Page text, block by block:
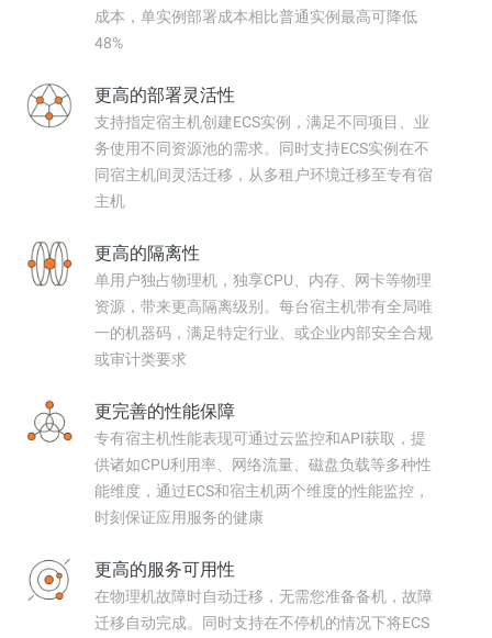
成本，单实例部署成本相比普通实例最高可降低
48%
更高的部署灵活性
支持指定宿主机创建ECS实例，满足不同项目、业
务使用不同资源池的需求。同时支持ECS实例在不
同宿主机间灵活迁移，从多租户环境迁移至专有宿
主机
更高的隔离性
单用户独占物理机，独享CPU、内存、网卡等物理
资源，带来更高隔离级别。每台宿主机带有全局唯
一的机器码，满足特定行业、或企业内部安全合规
或审计类要求
更完善的性能保障
专有宿主机性能表现可通过云监控和API获取，提
供诸如CPU利用率、网络流量、磁盘负载等多种性
能维度，通过ECS和宿主机两个维度的性能监控，
时刻保证应用服务的健康
更高的服务可用性
在物理机故障时自动迁移，无需您准备备机，故障
迁移自动完成。同时支持在不停机的情况下将ECS